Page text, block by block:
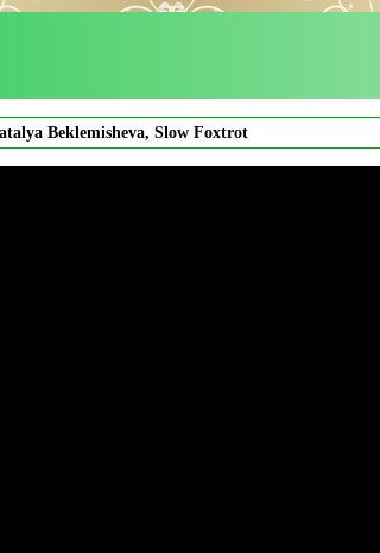
Beklemisheva, Slow Foxtrot